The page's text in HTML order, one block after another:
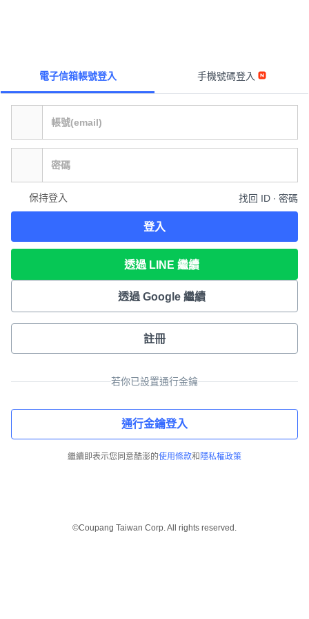
電子信箱帳號登入 手機號碼登入
保持登入 找回 ID ∙ 密碼
登入
透過 LINE 繼續
透過 Google 繼續
註冊
若你已設置通行金鑰
通行金鑰登入
繼續即表示您同意酷澎的使用條款和 隱私權政策
©Coupang Taiwan Corp. All rights reserved.